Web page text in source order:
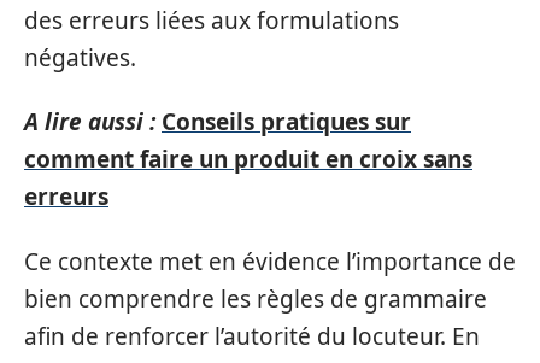
des erreurs liées aux formulations
négatives.
A lire aussi : Conseils pratiques sur
comment faire un produit en croix sans
erreurs
Ce contexte met en évidence l’importance de
bien comprendre les règles de grammaire
afin de renforcer l’autorité du locuteur. En